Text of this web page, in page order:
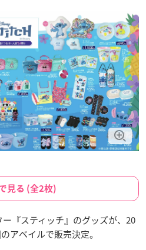
見る (全2枚)
『スティッチ』のグッズが、20
アベイルで販売決定。